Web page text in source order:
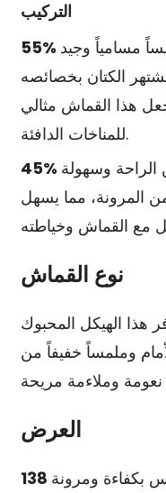
التركيب
مسامياً وجيد
الكتان بخصائصه
هذا القماش مثالي
للمناخات الدافئة.
وسهولة
من المرونة، مما يسهل
نوع القماش
هذا الهيكل المحبوك
وملمساً خفيفاً من
العرض
بكفاءة ومرونة